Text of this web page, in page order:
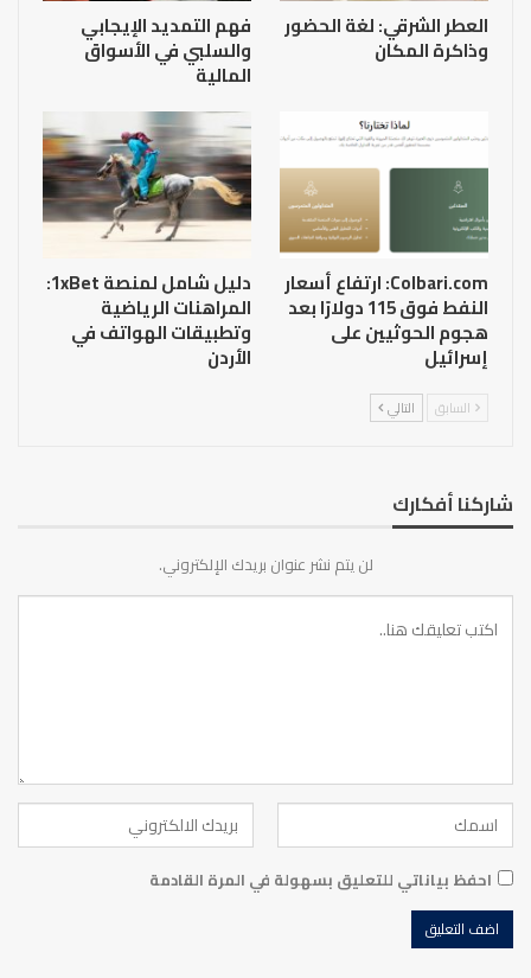
العطر الشرقي: لغة الحضور
وذاكرة المكان
فهم التمديد الإيجابي
والسلبي في الأسواق
المالية
Colbari.com: ارتفاع أسعار
النفط فوق 115 دولارًا بعد
هجوم الحوثيين على
إسرائيل
دليل شامل لمنصة 1xBet:
المراهنات الرياضية
وتطبيقات الهواتف في
الأردن
السابق التالي
شاركنا أفكارك
لن يتم نشر عنوان بريدك الإلكتروني.
احفظ بياناتي للتعليق بسهولة في المرة القادمة